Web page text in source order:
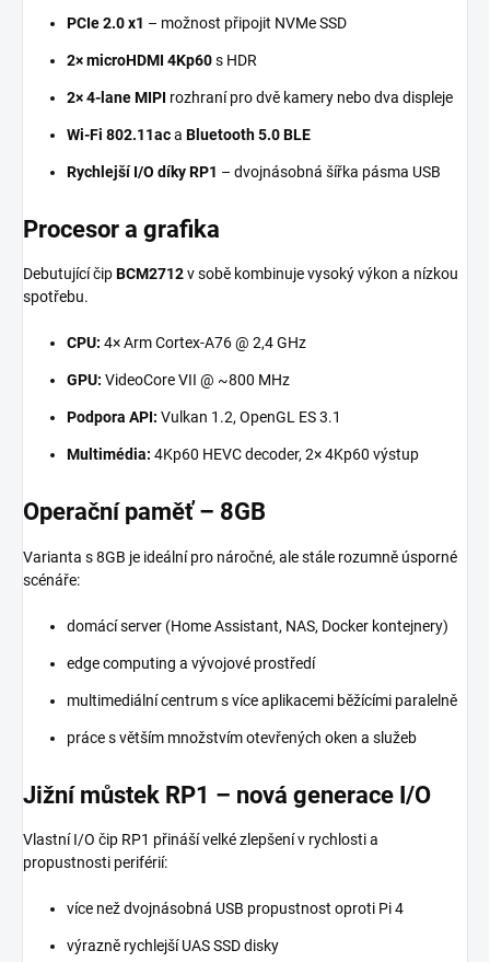
PCIe 2.0 x1 – možnost připojit NVMe SSD
2× microHDMI 4Kp60s HDR
2× 4-lane MIPI rozhraní pro dvě kamery nebo dva displeje
Wi-Fi 802.11aca Bluetooth 5.0 BLE
Rychlejší I/O díky RP1 – dvojnásobná šířka pásma USB
Procesor a grafika
Debutující čipBCM2712v sobě kombinuje vysoký výkon a nízkou
spotřebu.
CPU: 4× Arm Cortex-A76 @ 2,4 GHz
GPU: VideoCore VII @ ~800 MHz
Podpora API: Vulkan 1.2, OpenGL ES 3.1
Multimédia: 4Kp60 HEVC decoder, 2× 4Kp60 výstup
Operační paměť – 8GB
Varianta s 8GB je ideální pro náročné, ale stále rozumně úsporné
scénáře:
domácí server (Home Assistant, NAS, Docker kontejnery)
edge computing a vývojové prostředí
multimediální centrum s více aplikacemi běžícími paralelně
práce s větším množstvím otevřených oken a služeb
Jižní můstek RP1 – nová generace I/O
Vlastní I/O čip RP1 přináší velké zlepšení v rychlosti a
propustnosti periférií:
více než dvojnásobná USB propustnost oproti Pi 4
výrazně rychlejší UAS SSD disky